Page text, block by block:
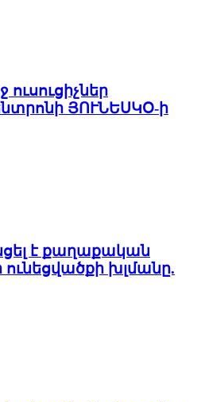
ուսուցիչներ
ՅՈՒՆԵՍԿՕ-ի
է քաղաքական
խլմանը.